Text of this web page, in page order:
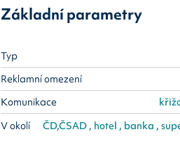
Základní parametry
Typ
Reklamní omezení
Komunikace
V okolí
ČD,ČSAD , hotel , banka ,